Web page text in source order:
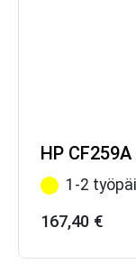
HP
1-2
167,40 €